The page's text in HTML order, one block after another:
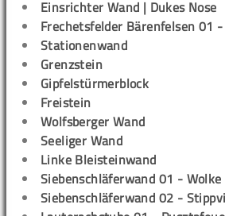
Einsrichter Wand | Dukes Nose
Frechetsfelder Bärenfelsen 01
Stationenwand
Grenzstein
Gipfelstürmerblock
Freistein
Wolfsberger Wand
Seeliger Wand
Linke Bleisteinwand
Siebenschläferwand 01 - Wolke
Siebenschläferwand 02 -